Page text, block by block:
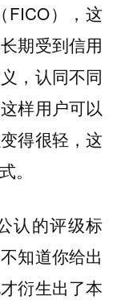
FICO），这
期受到信用
，认同不同
样用户可以
得很轻，这
。
认的评级标
知道你给出
衍生出了本